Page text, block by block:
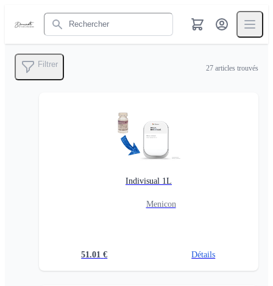
Rechercher
Filtrer 27 articles trouvés
Indivisual 1L
Menicon
51.01 € Détails